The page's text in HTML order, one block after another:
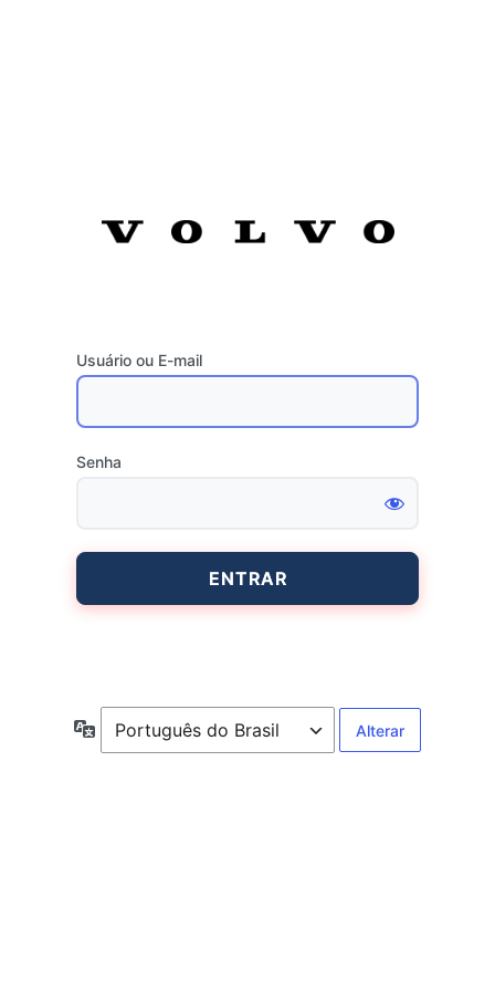
Usuário ou E-mail
Senha
Idioma